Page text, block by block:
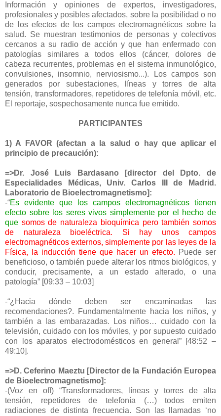
Información y opiniones de expertos, investigadores,
profesionales y posibles afectados, sobre la posibilidad o no
de los efectos de los campos electromagnéticos sobre la
salud. Se muestran testimonios de personas y colectivos
cercanos a su radio de acción y que han enfermado con
patologías similares a todos ellos (cáncer, dolores de
cabeza recurrentes, problemas en el sistema inmunológico,
convulsiones, insomnio, nerviosismo...). Los campos son
generados por subestaciones, líneas y torres de alta
tensión, transformadores, repetidores de telefonía móvil, etc.
El reportaje, sospechosamente nunca fue emitido.
PARTICIPANTES
1) A FAVOR (afectan a la salud o hay que aplicar el
principio de precaución):
=>Dr. José Luis Bardasano [director del Dpto. de
Especialidades Médicas, Univ. Carlos III de Madrid.
Laboratorio de Bioelectromagnetismo]:
-“Es evidente que los campos electromagnéticos tienen
efecto sobre los seres vivos simplemente por el hecho de
que somos de naturaleza bioquímica pero también somos
de naturaleza bioeléctrica. Si hay unos campos
electromagnéticos externos, simplemente por las leyes de la
Física, la inducción tiene que hacer un efecto. Puede ser
beneficioso, o también puede alterar los ritmos biológicos, y
conducir, precisamente, a un estado alterado, o una
patología” [09:33 – 10:03]
-“¿Hacia dónde deben ser encaminadas las
recomendaciones?. Fundamentalmente hacia los niños, y
también a las embarazadas. Los niños… cuidado con la
televisión, cuidado con los móviles, y por supuesto cuidado
con los aparatos electrodomésticos en general” [48:52 –
49:10].
=>D. Ceferino Maeztu [Director de la Fundación Europea
de Bioelectromagnetismo]:
-(Voz en off) “Transformadores, líneas y torres de alta
tensión, repetidores de telefonía (…) todos emiten
radiaciones de distinta frecuencia. Son las llamadas ‘no